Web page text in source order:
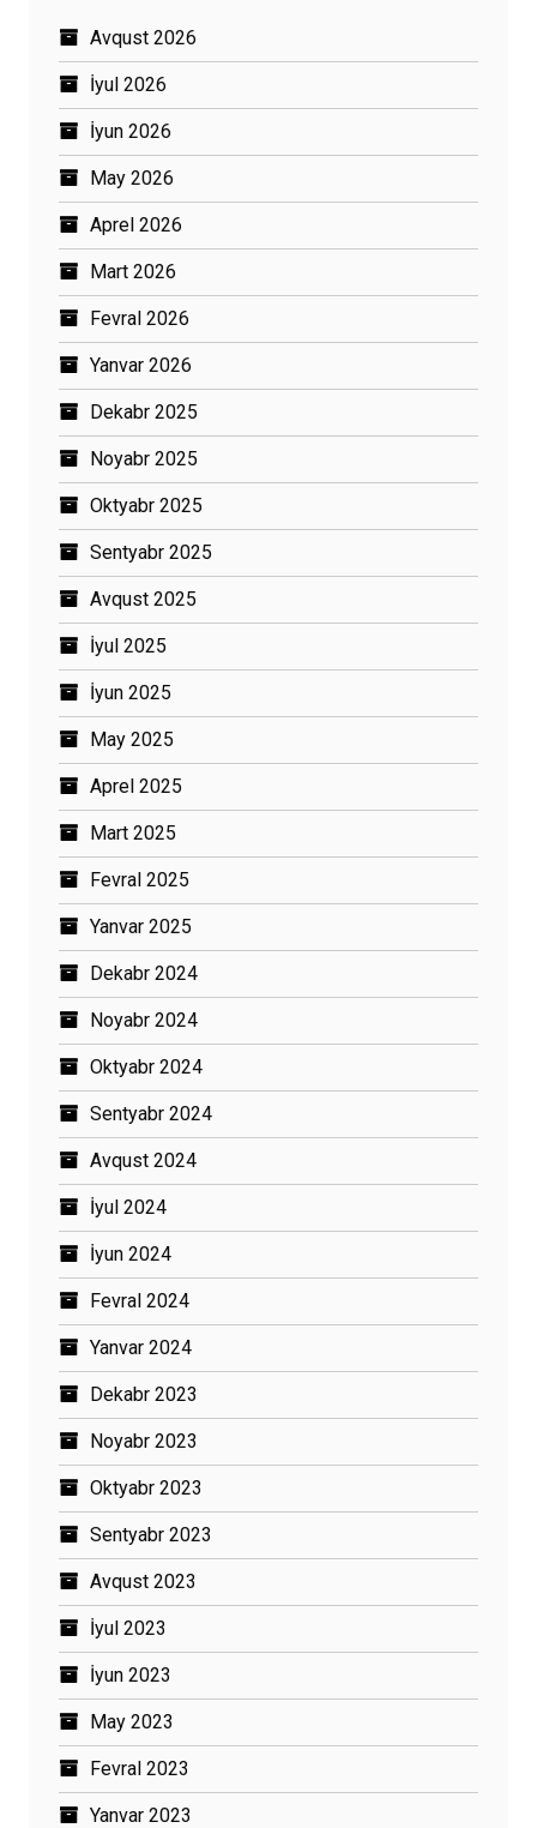
Avqust 2026
İyul 2026
İyun 2026
May 2026
Aprel 2026
Mart 2026
Fevral 2026
Yanvar 2026
Dekabr 2025
Noyabr 2025
Oktyabr 2025
Sentyabr 2025
Avqust 2025
İyul 2025
İyun 2025
May 2025
Aprel 2025
Mart 2025
Fevral 2025
Yanvar 2025
Dekabr 2024
Noyabr 2024
Oktyabr 2024
Sentyabr 2024
Avqust 2024
İyul 2024
İyun 2024
Fevral 2024
Yanvar 2024
Dekabr 2023
Noyabr 2023
Oktyabr 2023
Sentyabr 2023
Avqust 2023
İyul 2023
İyun 2023
May 2023
Fevral 2023
Yanvar 2023